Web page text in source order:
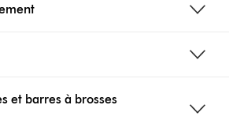
et barres à brosses